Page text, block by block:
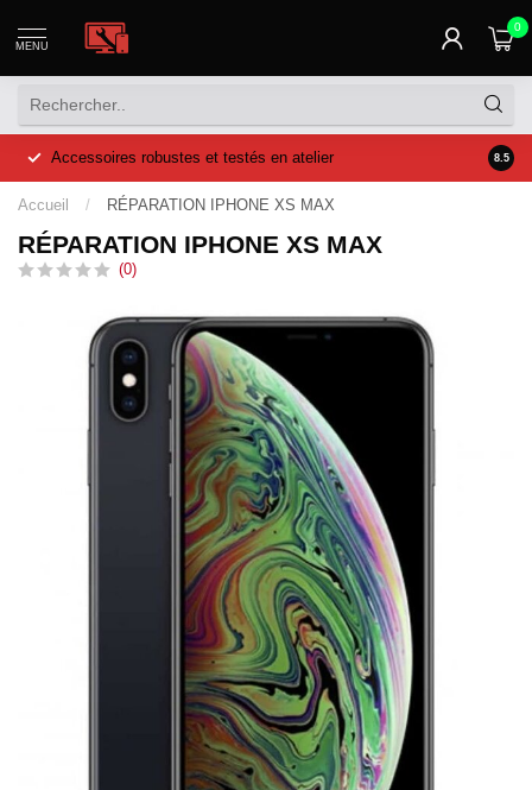
MENU
0
Accessoires robustes et testés en atelier Prix
8.5
Accueil / RÉPARATION IPHONE XS MAX
RÉPARATION IPHONE XS MAX
(0)